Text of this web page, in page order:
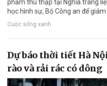
phẩm thu thập tại Nghĩa trang
học hình sự, Bộ Công an để giám
Cuộc sống xanh
Dự báo thời tiết Hà
rào và rải rác có dông